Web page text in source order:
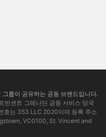
룹이 공유하는 공동 브랜드입니다.
빈센트 그레나딘 금융 서비스 당국
호는 353 LLC 2020이며 등록 주소
VC0100, St. Vincent and